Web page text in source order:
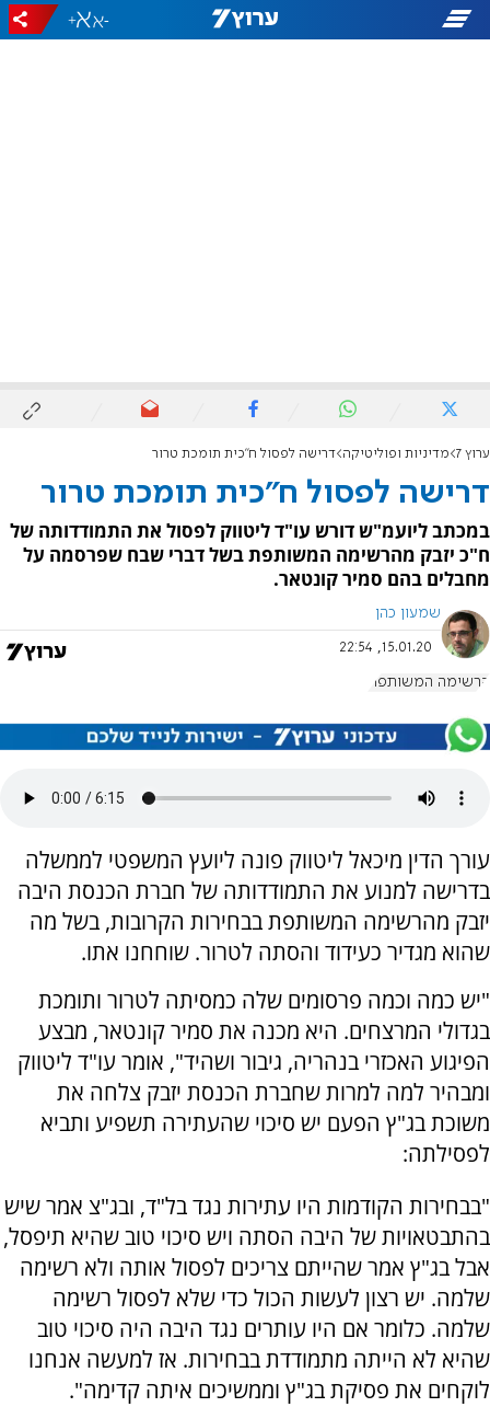
-
+
ערוץ 7 מדיניות ופוליטיקה דרישה לפסול ח"כית תומכת טרור
דרישה לפסול ח"כית תומכת טרור
במכתב ליועמ"ש דורש עו"ד ליטווק לפסול את התמודדותה של
ח"כ יזבק מהרשימה המשותפת בשל דברי שבח שפרסמה על
מחבלים בהם סמיר קונטאר.
שמעון כהן
15.01.20, 22:54
הרשימה המשותפת
עורך הדין מיכאל ליטווק פונה ליועץ המשפטי לממשלה
בדרישה למנוע את התמודדותה של חברת הכנסת היבה
יזבק מהרשימה המשותפת בבחירות הקרובות, בשל מה
שהוא מגדיר כעידוד והסתה לטרור. שוחחנו אתו.
"יש כמה וכמה פרסומים שלה כמסיתה לטרור ותומכת
בגדולי המרצחים. היא מכנה את סמיר קונטאר, מבצע
הפיגוע האכזרי בנהריה, גיבור ושהיד", אומר עו"ד ליטווק
ומבהיר למה למרות שחברת הכנסת יזבק צלחה את
משוכת בג"ץ הפעם יש סיכוי שהעתירה תשפיע ותביא
לפסילתה:
"בבחירות הקודמות היו עתירות נגד בל"ד, ובג"צ אמר שיש
בהתבטאויות של היבה הסתה ויש סיכוי טוב שהיא תיפסל,
אבל בג"ץ אמר שהייתם צריכים לפסול אותה ולא רשימה
שלמה. יש רצון לעשות הכול כדי שלא לפסול רשימה
שלמה. כלומר אם היו עותרים נגד היבה היה סיכוי טוב
שהיא לא הייתה מתמודדת בבחירות. אז למעשה אנחנו
לוקחים את פסיקת בג"ץ וממשיכים איתה קדימה".